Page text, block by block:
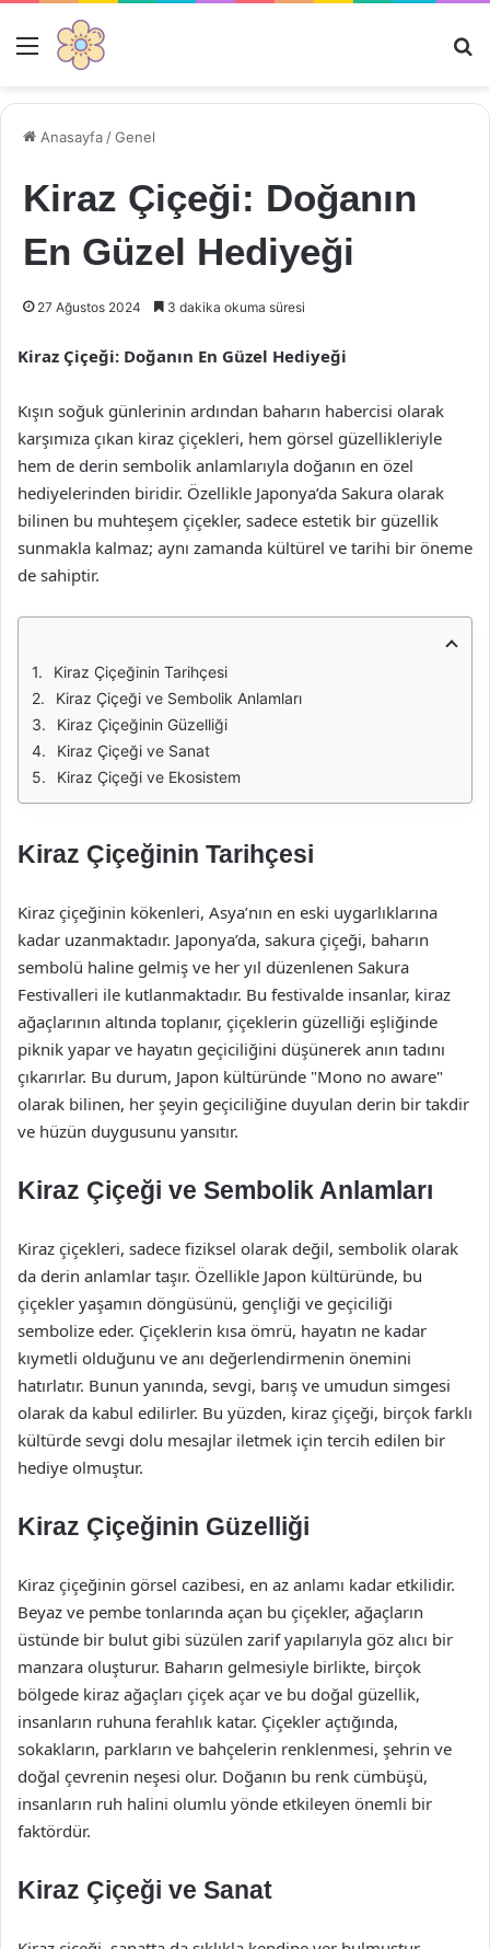
Menü
Anasayfa /Genel
Kiraz Çiçeği: Doğanın
En Güzel Hediyeği
27 Ağustos 2024 3 dakika okuma süresi
Kiraz Çiçeği: Doğanın En Güzel Hediyeği
Kışın soğuk günlerinin ardından baharın habercisi olarak
karşımıza çıkan kiraz çiçekleri, hem görsel güzellikleriyle
hem de derin sembolik anlamlarıyla doğanın en özel
hediyelerinden biridir. Özellikle Japonya’da Sakura olarak
bilinen bu muhteşem çiçekler, sadece estetik bir güzellik
sunmakla kalmaz; aynı zamanda kültürel ve tarihi bir öneme
de sahiptir.
Kiraz Çiçeğinin Tarihçesi
Kiraz Çiçeği ve Sembolik Anlamları
Kiraz Çiçeğinin Güzelliği
Kiraz Çiçeği ve Sanat
Kiraz Çiçeği ve Ekosistem
Kiraz Çiçeğinin Tarihçesi
Kiraz çiçeğinin kökenleri, Asya’nın en eski uygarlıklarına
kadar uzanmaktadır. Japonya’da, sakura çiçeği, baharın
sembolü haline gelmiş ve her yıl düzenlenen Sakura
Festivalleri ile kutlanmaktadır. Bu festivalde insanlar, kiraz
ağaçlarının altında toplanır, çiçeklerin güzelliği eşliğinde
piknik yapar ve hayatın geçiciliğini düşünerek anın tadını
çıkarırlar. Bu durum, Japon kültüründe "Mono no aware"
olarak bilinen, her şeyin geçiciliğine duyulan derin bir takdir
ve hüzün duygusunu yansıtır.
Kiraz Çiçeği ve Sembolik Anlamları
Kiraz çiçekleri, sadece fiziksel olarak değil, sembolik olarak
da derin anlamlar taşır. Özellikle Japon kültüründe, bu
çiçekler yaşamın döngüsünü, gençliği ve geçiciliği
sembolize eder. Çiçeklerin kısa ömrü, hayatın ne kadar
kıymetli olduğunu ve anı değerlendirmenin önemini
hatırlatır. Bunun yanında, sevgi, barış ve umudun simgesi
olarak da kabul edilirler. Bu yüzden, kiraz çiçeği, birçok farklı
kültürde sevgi dolu mesajlar iletmek için tercih edilen bir
hediye olmuştur.
Kiraz Çiçeğinin Güzelliği
Kiraz çiçeğinin görsel cazibesi, en az anlamı kadar etkilidir.
Beyaz ve pembe tonlarında açan bu çiçekler, ağaçların
üstünde bir bulut gibi süzülen zarif yapılarıyla göz alıcı bir
manzara oluşturur. Baharın gelmesiyle birlikte, birçok
bölgede kiraz ağaçları çiçek açar ve bu doğal güzellik,
insanların ruhuna ferahlık katar. Çiçekler açtığında,
sokakların, parkların ve bahçelerin renklenmesi, şehrin ve
doğal çevrenin neşesi olur. Doğanın bu renk cümbüşü,
insanların ruh halini olumlu yönde etkileyen önemli bir
faktördür.
Kiraz Çiçeği ve Sanat